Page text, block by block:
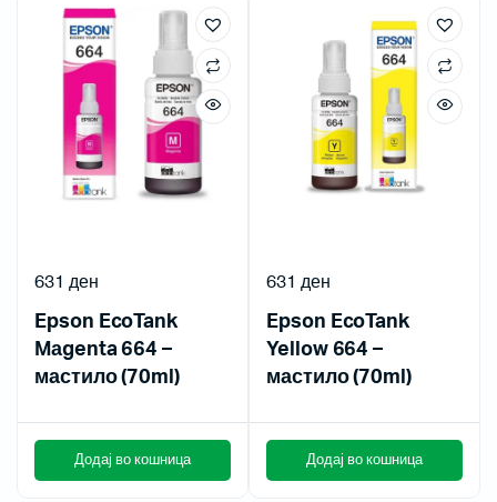
Epson EcoTank
Mаgenta 664 –
мастило (70ml)
631 ден
Додај во кошница
Epson EcoTank
Yellow 664 –
мастило (70ml)
631 ден
Додај во кошница